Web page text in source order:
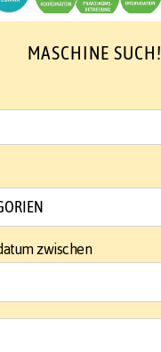
MASCHINE SUCH!
zwischen